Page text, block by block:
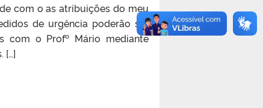
com o as atribuições do meu
de urgência poderão ser
com o Profº Mário mediante
[…]